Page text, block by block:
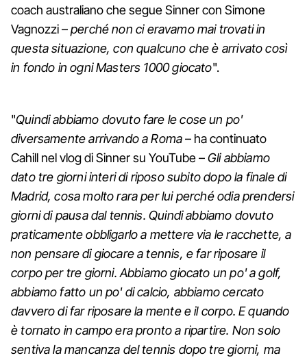
coach australiano che segue Sinner con Simone
Vagnozzi –perché non ci eravamo mai trovati in
questa situazione, con qualcuno che è arrivato così
in fondo in ogni Masters 1000 giocato".
"Quindi abbiamo dovuto fare le cose un po'
diversamente arrivando a Roma– ha continuato
Cahill nel vlog di Sinner su YouTube –Gli abbiamo
dato tre giorni interi di riposo subito dopo la finale di
Madrid, cosa molto rara per lui perché odia prendersi
giorni di pausa dal tennis. Quindi abbiamo dovuto
praticamente obbligarlo a mettere via le racchette, a
non pensare di giocare a tennis, e far riposare il
corpo per tre giorni. Abbiamo giocato un po' a golf,
abbiamo fatto un po' di calcio, abbiamo cercato
davvero di far riposare la mente e il corpo. E quando
è tornato in campo era pronto a ripartire. Non solo
sentiva la mancanza del tennis dopo tre giorni, ma